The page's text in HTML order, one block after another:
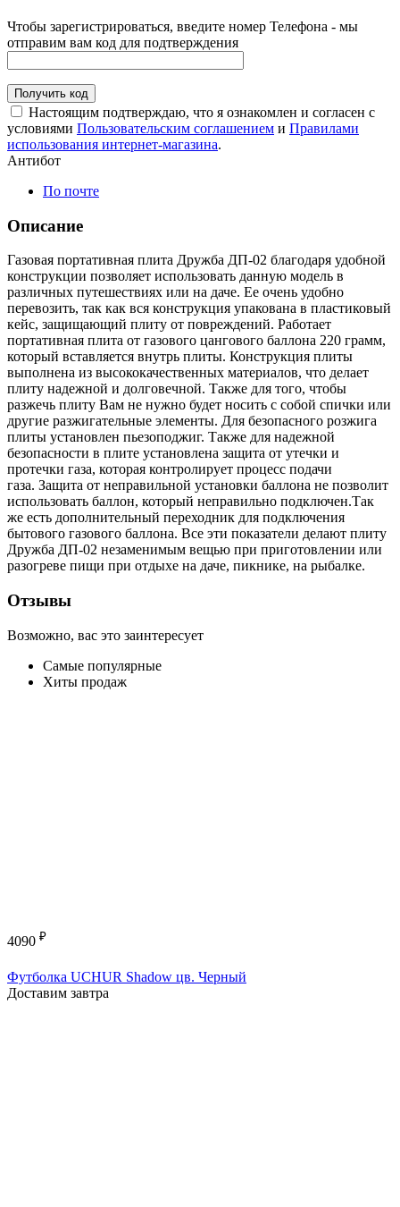
Чтобы зарегистрироваться, введите номер Телефона - мы
отправим вам код для подтверждения
Получить код
Настоящим подтверждаю, что я ознакомлен и согласен с
условиями Пользовательским соглашением и Правилами
использования интернет-магазина.
Антибот
По почте
Описание
Газовая портативная плита Дружба ДП-02 благодаря удобной
конструкции позволяет использовать данную модель в
различных путешествиях или на даче. Ее очень удобно
перевозить, так как вся конструкция упакована в пластиковый
кейс, защищающий плиту от повреждений. Работает
портативная плита от газового цангового баллона 220 грамм,
который вставляется внутрь плиты. Конструкция плиты
выполнена из высококачественных материалов, что делает
плиту надежной и долговечной. Также для того, чтобы
разжечь плиту Вам не нужно будет носить с собой спички или
другие разжигательные элементы. Для безопасного розжига
плиты установлен пьезоподжиг. Также для надежной
безопасности в плите установлена защита от утечки и
протечки газа, которая контролирует процесс подачи
газа. Защита от неправильной установки баллона не позволит
использовать баллон, который неправильно подключен.Так
же есть дополнительный переходник для подключения
бытового газового баллона. Все эти показатели делают плиту
Дружба ДП-02 незаменимым вещью при приготовлении или
разогреве пищи при отдыхе на даче, пикнике, на рыбалке.
Отзывы
Возможно, вас это заинтересует
Самые популярные
Хиты продаж
4090 ₽
Футболка UCHUR Shadow цв. Черный
Доставим завтра